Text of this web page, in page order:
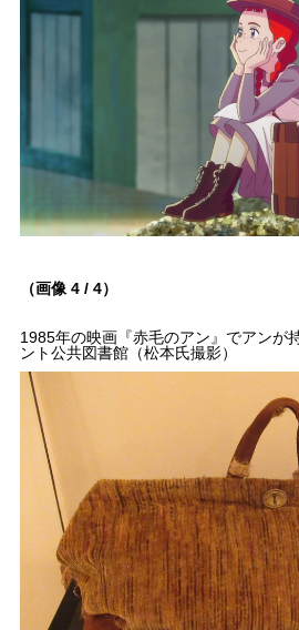
（画像 4 / 4）
1985年の映画『赤毛のアン』でアンが
ント公共図書館（松本氏撮影）